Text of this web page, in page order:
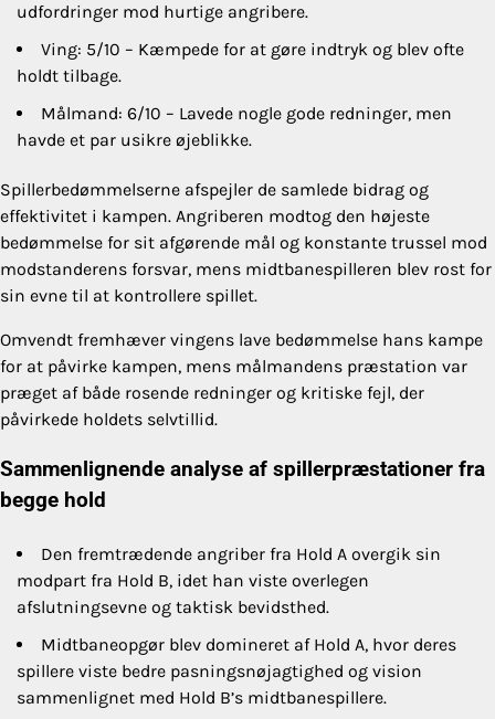
udfordringer mod hurtige angribere.
Ving: 5/10 – Kæmpede for at gøre indtryk og blev ofte
holdt tilbage.
Målmand: 6/10 – Lavede nogle gode redninger, men
havde et par usikre øjeblikke.
Spillerbedømmelserne afspejler de samlede bidrag og
effektivitet i kampen. Angriberen modtog den højeste
bedømmelse for sit afgørende mål og konstante trussel mod
modstanderens forsvar, mens midtbanespilleren blev rost for
sin evne til at kontrollere spillet.
Omvendt fremhæver vingens lave bedømmelse hans kampe
for at påvirke kampen, mens målmandens præstation var
præget af både rosende redninger og kritiske fejl, der
påvirkede holdets selvtillid.
Sammenlignende analyse af spillerpræstationer fra
begge hold
Den fremtrædende angriber fra Hold A overgik sin
modpart fra Hold B, idet han viste overlegen
afslutningsevne og taktisk bevidsthed.
Midtbaneopgør blev domineret af Hold A, hvor deres
spillere viste bedre pasningsnøjagtighed og vision
sammenlignet med Hold B’s midtbanespillere.